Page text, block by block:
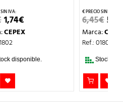
6,45
ORIGINAL
PRECIO
ACTUAL
Marca:
Stock disponible.